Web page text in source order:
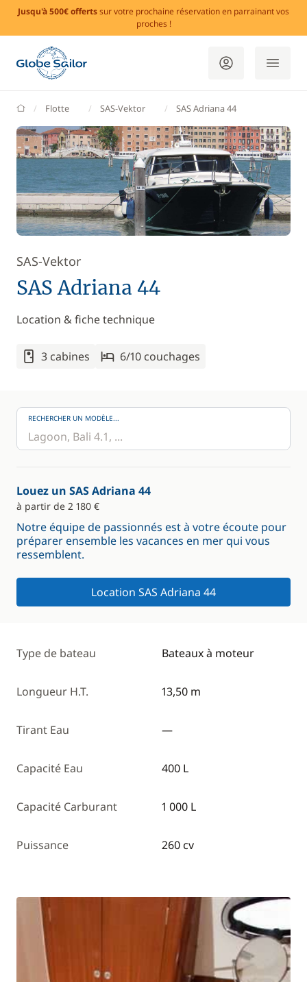
Jusqu'à 500€ offertssur votre prochaine réservation en parrainant vos
proches !
GlobeSailor
Flotte SAS-Vektor SAS Adriana 44
SAS-Vektor
SAS Adriana 44
Location & fiche technique
3 cabines 6/10 couchages
RECHERCHER UN MODÈLE...
Louez un SAS Adriana 44
à partir de 2 180 €
Notre équipe de passionnés est à votre écoute pour
préparer ensemble les vacances en mer qui vous
ressemblent.
Location SAS Adriana 44
Type de bateau Bateaux à moteur
Longueur H.T. 13,50 m
Tirant Eau —
Capacité Eau 400 L
Capacité Carburant 1 000 L
Puissance 260 cv